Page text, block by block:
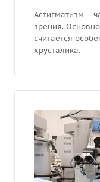
Астигматизм –
зрения.
считается
хрусталика.